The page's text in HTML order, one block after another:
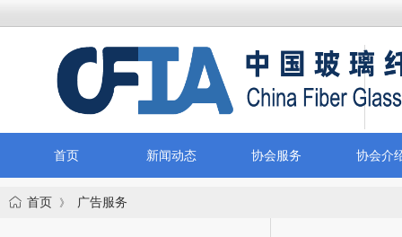
首页 新闻动态 协会服务 协会介
首页 》 广告服务